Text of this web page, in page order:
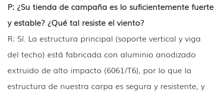
P: ¿Su tienda de campaña es lo suficientemente fuerte
y estable? ¿Qué tal resiste el viento?
R: Sí. La estructura principal (soporte vertical y viga
del techo) está fabricada con aluminio anodizado
extruido de alto impacto (6061/T6), por lo que la
estructura de nuestra carpa es segura y resistente, y